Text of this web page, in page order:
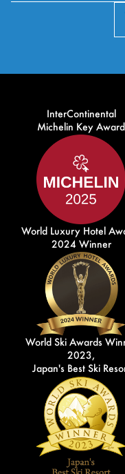
InterContinental
Michelin Key Award
World Luxury Hotel
2024 Winner
World Ski Awards
2023,
Japan's Best Ski